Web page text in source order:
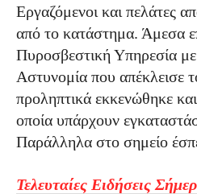
Εργαζόμενοι και πελάτες
από το κατάστημα. Άμεσα
Πυροσβεστική Υπηρεσία
Αστυνομία που απέκλεισε
προληπτικά εκκενώθηκε
οποία υπάρχουν
Παράλληλα στο σημείο
Τελευταίες Ειδήσεις